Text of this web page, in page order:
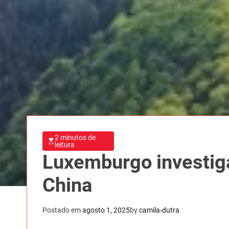
2 minutos de
leitura
Luxemburgo
China
Postado emagosto 1, 2025bycamila-dutra